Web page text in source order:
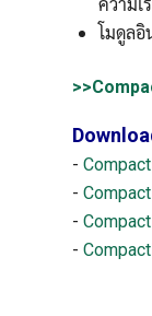
โมดูล
-
-
-
-